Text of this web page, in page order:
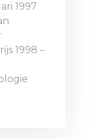
1997
1998 –